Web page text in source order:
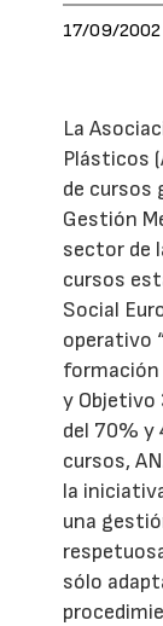
17/09/2002
La
Plásticos
de cursos
Gestión
sector de
cursos
Social
operativo
formación
y Objetivo
del 70% y
cursos,
la
una
sólo